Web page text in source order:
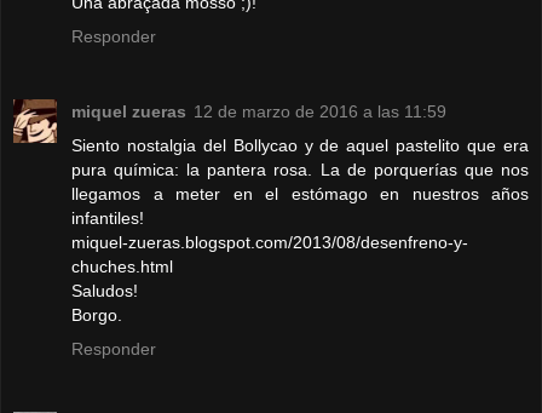
Responder
miquel zueras 12 de marzo de 2016 a las 11:59
Siento nostalgia del Bollycao y de aquel pastelito que era
pura química: la pantera rosa. La de porquerías que nos
llegamos a meter en el estómago en nuestros años
infantiles!
miquel-zueras.blogspot.com/2013/08/desenfreno-y-
chuches.html
Saludos!
Borgo.
Responder